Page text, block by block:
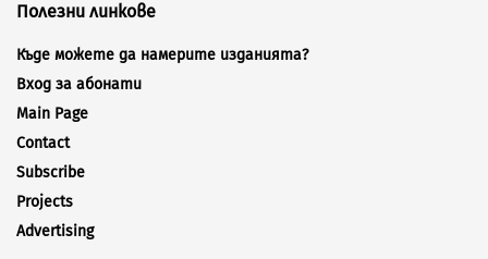
Полезни линкове
Къде можете да намерите изданията?
Вход за абонати
Main Page
Contact
Subscribe
Projects
Advertising